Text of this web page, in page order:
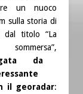
un nuoco
sulla storia di
dal titolo “La
da
il georadar: